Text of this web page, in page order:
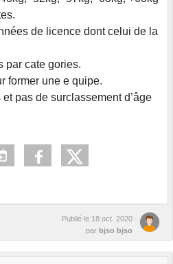
de licence dont celui de la
par cate gories.
former une e quipe.
pas de surclassement d’âge
Publié le 18 oct. 2020
par bjso bjso